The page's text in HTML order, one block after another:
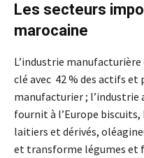
Les secteurs
marocaine
L’industrie
clé avec 42 % des actifs et
manufacturier ;
fournit à l’Europe
laitiers et dérivés,
et transforme légumes et